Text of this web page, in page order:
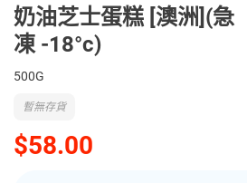
奶油芝士蛋糕 [澳洲](急
凍 -18°c)
500G
$58.00
暫無存貨